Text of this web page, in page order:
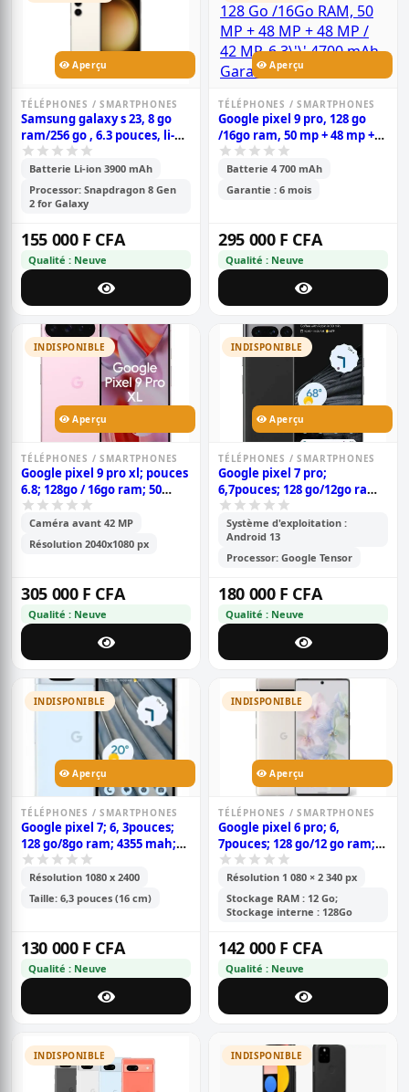
Aperçu
TÉLÉPHONES / SMARTPHONES
Samsung galaxy s 23, 8 go
ram/256 go , 6.3 pouces, li-
ion 3900 mah, garantie 6
mois
Batterie Li-ion 3900 mAh
Processor: Snapdragon 8 Gen
2 for Galaxy
155 000 F CFA
Qualité : Neuve
Aperçu
TÉLÉPHONES / SMARTPHONES
Google pixel 9 pro, 128 go
/16go ram, 50 mp + 48 mp +
48 mp / 42 mp, 6.3\'\' 4700
mah, garantie 6 mois
Batterie 4 700 mAh
Garantie : 6 mois
295 000 F CFA
Qualité : Neuve
INDISPONIBLE
Aperçu
TÉLÉPHONES / SMARTPHONES
Google pixel 9 pro xl; pouces
6.8; 128go / 16go ram; 50
mp+48 mp+48 mp / 42 mp; 5
060 mah; garantie 6 mois;
Caméra avant 42 MP
Résolution 2040x1080 px
305 000 F CFA
Qualité : Neuve
INDISPONIBLE
Aperçu
TÉLÉPHONES / SMARTPHONES
Google pixel 7 pro;
6,7pouces; 128 go/12go ram;
4500 mah; dual sim;
garantie 6 mois;
Système d'exploitation :
Android 13
Processor: Google Tensor
180 000 F CFA
Qualité : Neuve
INDISPONIBLE
Aperçu
TÉLÉPHONES / SMARTPHONES
Google pixel 7; 6, 3pouces;
128 go/8go ram; 4355 mah;
garantie 6 mois
Résolution 1080 x 2400
Taille: 6,3 pouces (16 cm)
130 000 F CFA
Qualité : Neuve
INDISPONIBLE
Aperçu
TÉLÉPHONES / SMARTPHONES
Google pixel 6 pro; 6,
7pouces; 128 go/12 go ram;
(1nano sim - esim); 5003
mah; garantie 6 mois
Résolution 1 080 × 2 340 px
Stockage RAM : 12 Go;
Stockage interne : 128Go
142 000 F CFA
Qualité : Neuve
INDISPONIBLE INDISPONIBLE